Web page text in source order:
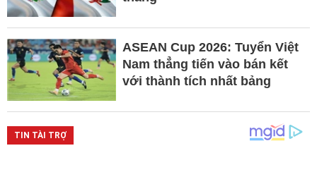
ASEAN Cup 2026: Tuyển Việt
Nam thẳng tiến vào bán kết
với thành tích nhất bảng